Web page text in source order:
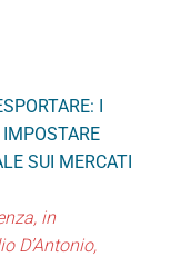
I
SUI MERCATI
in
D’Antonio,